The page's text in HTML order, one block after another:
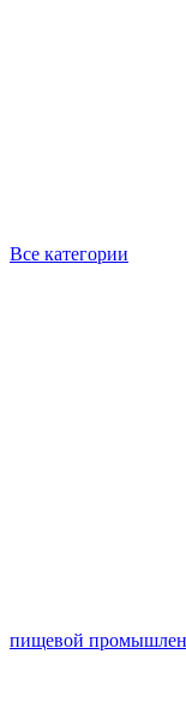
Все категории
пищевой